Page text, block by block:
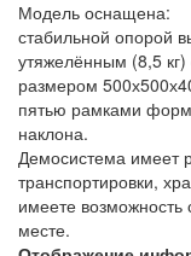
Модель оснащена:
стабильной опорой
утяжелённым (8,5
размером
пятью рамками
наклона.
Демосистема имеет
транспортировки,
имеете возможность
месте.